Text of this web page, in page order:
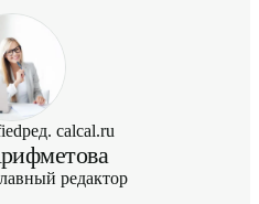
ред. calcal.ru
редактор